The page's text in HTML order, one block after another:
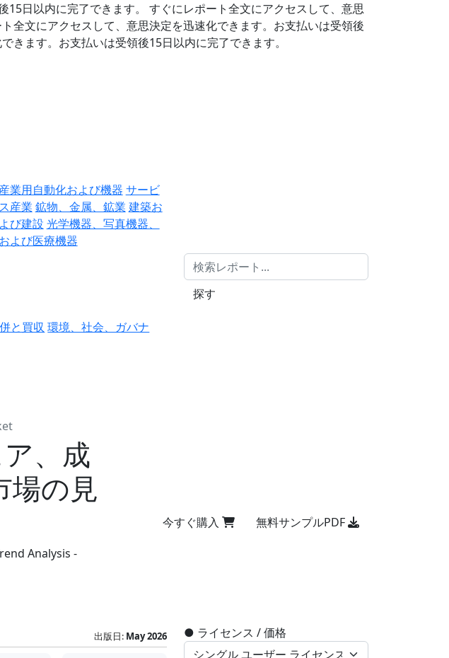
日以内に完了できます。
すぐにレポート全文にアクセスして、意思
全文にアクセスして、意思決定を迅速化できます。お支払いは受領後
きます。お支払いは受領後15日以内に完了できます。
産業用自動化および機器 サービ
ス産業 鉱物、金属、鉱業 建築お
よび建設 光学機器、写真機器、
および医療機器
と買収 環境、社会、ガバナ
探す
、成
場の見
Analysis -
今すぐ購入 無料サンプルPDF
出版日: May 2026 ● ライセンス / 価格